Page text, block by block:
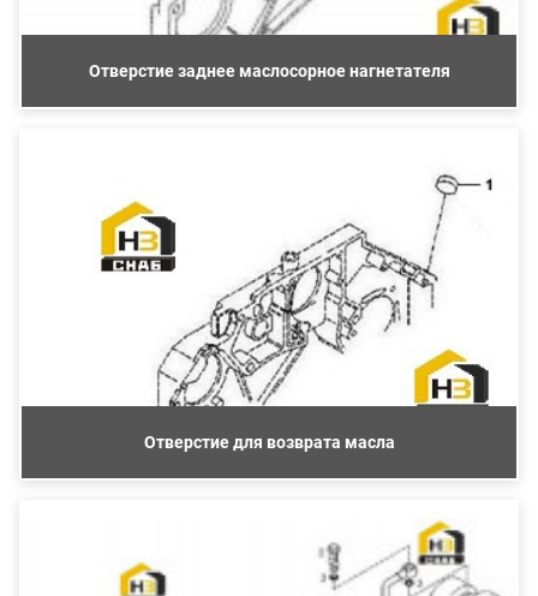
Отверстие заднее маслосорное нагнетателя
Отверстие для возврата масла